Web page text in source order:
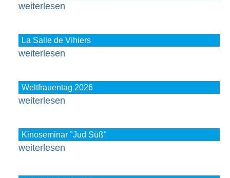
weiterlesen
La Salle de Vihiers
weiterlesen
Weltfrauentag 2026
weiterlesen
Kinoseminar "Jud Süß"
weiterlesen